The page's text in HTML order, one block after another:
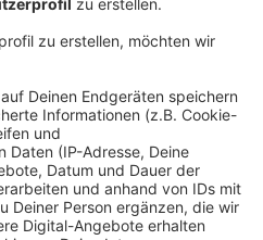
17:56
Pass sind darunter die
von Griechen, Polen